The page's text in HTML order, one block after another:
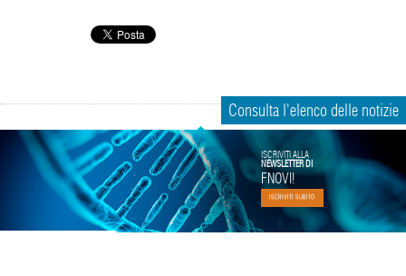
Consulta l'elenco delle notizie
FNOVI!
ISCRIVITI SUBITO
ISCRIVITI ALLA
NEWSLETTER DI